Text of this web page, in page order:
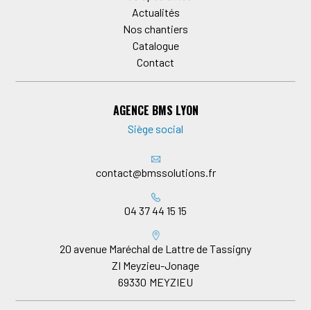
Actualités
Nos chantiers
Catalogue
Contact
AGENCE BMS LYON
Siège social
contact@bmssolutions.fr
04 37 44 15 15
20 avenue Maréchal de Lattre de Tassigny
ZI Meyzieu-Jonage
69330 MEYZIEU